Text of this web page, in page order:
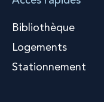
Bibliothèque
Logements
Stationnement